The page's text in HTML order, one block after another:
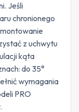
Jeśli
chronionego
z uchwytu
kąta
do 35°
wymagania
PRO